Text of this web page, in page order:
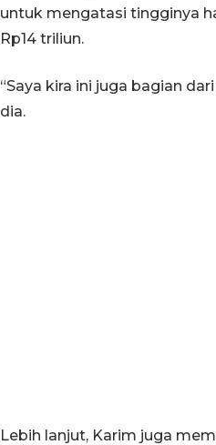
untuk mengatasi tingginya
Rp14 triliun.
“Saya kira ini juga bagian
dia.
Lebih lanjut, Karim juga